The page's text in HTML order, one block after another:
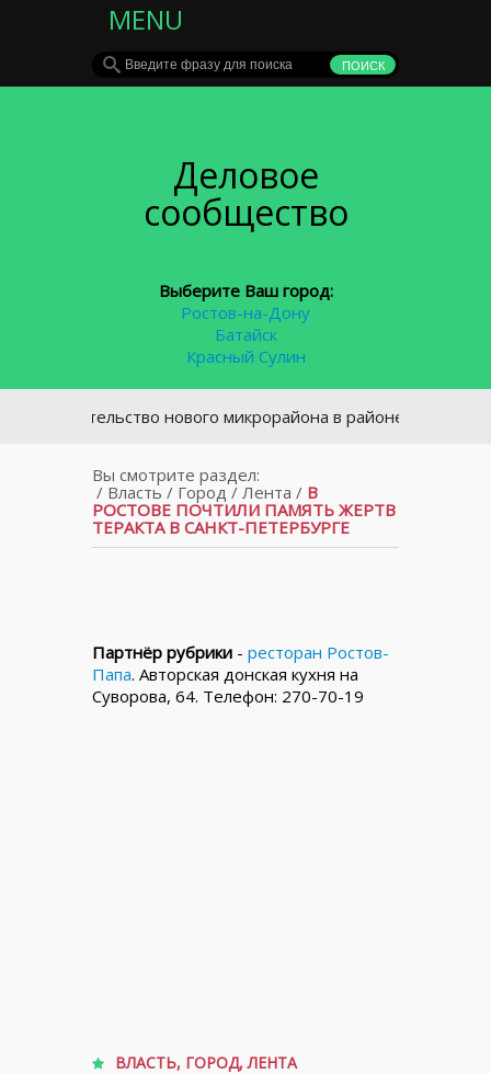
MENU
Деловое
сообщество
Выберите Ваш город:
Ростов-на-Дону
Батайск
Красный Сулин
нового микрорайона в районе площади
Вы смотрите раздел:
/ Власть / Город / Лента / В
РОСТОВЕ ПОЧТИЛИ ПАМЯТЬ ЖЕРТВ
ТЕРАКТА В САНКТ-ПЕТЕРБУРГЕ
Партнёр рубрики - ресторан Ростов-
Папа. Авторская донская кухня на
Суворова, 64. Телефон: 270-70-19
ВЛАСТЬ, ГОРОД,ЛЕНТА